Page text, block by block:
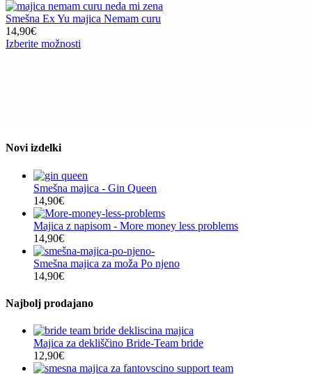
Smešna Ex Yu majica Nemam curu
14,90€
Izberite možnosti
Novi izdelki
Smešna majica - Gin Queen
14,90€
Majica z napisom - More money less problems
14,90€
Smešna majica za moža Po njeno
14,90€
Najbolj prodajano
Majica za dekliščino Bride-Team bride
12,90€